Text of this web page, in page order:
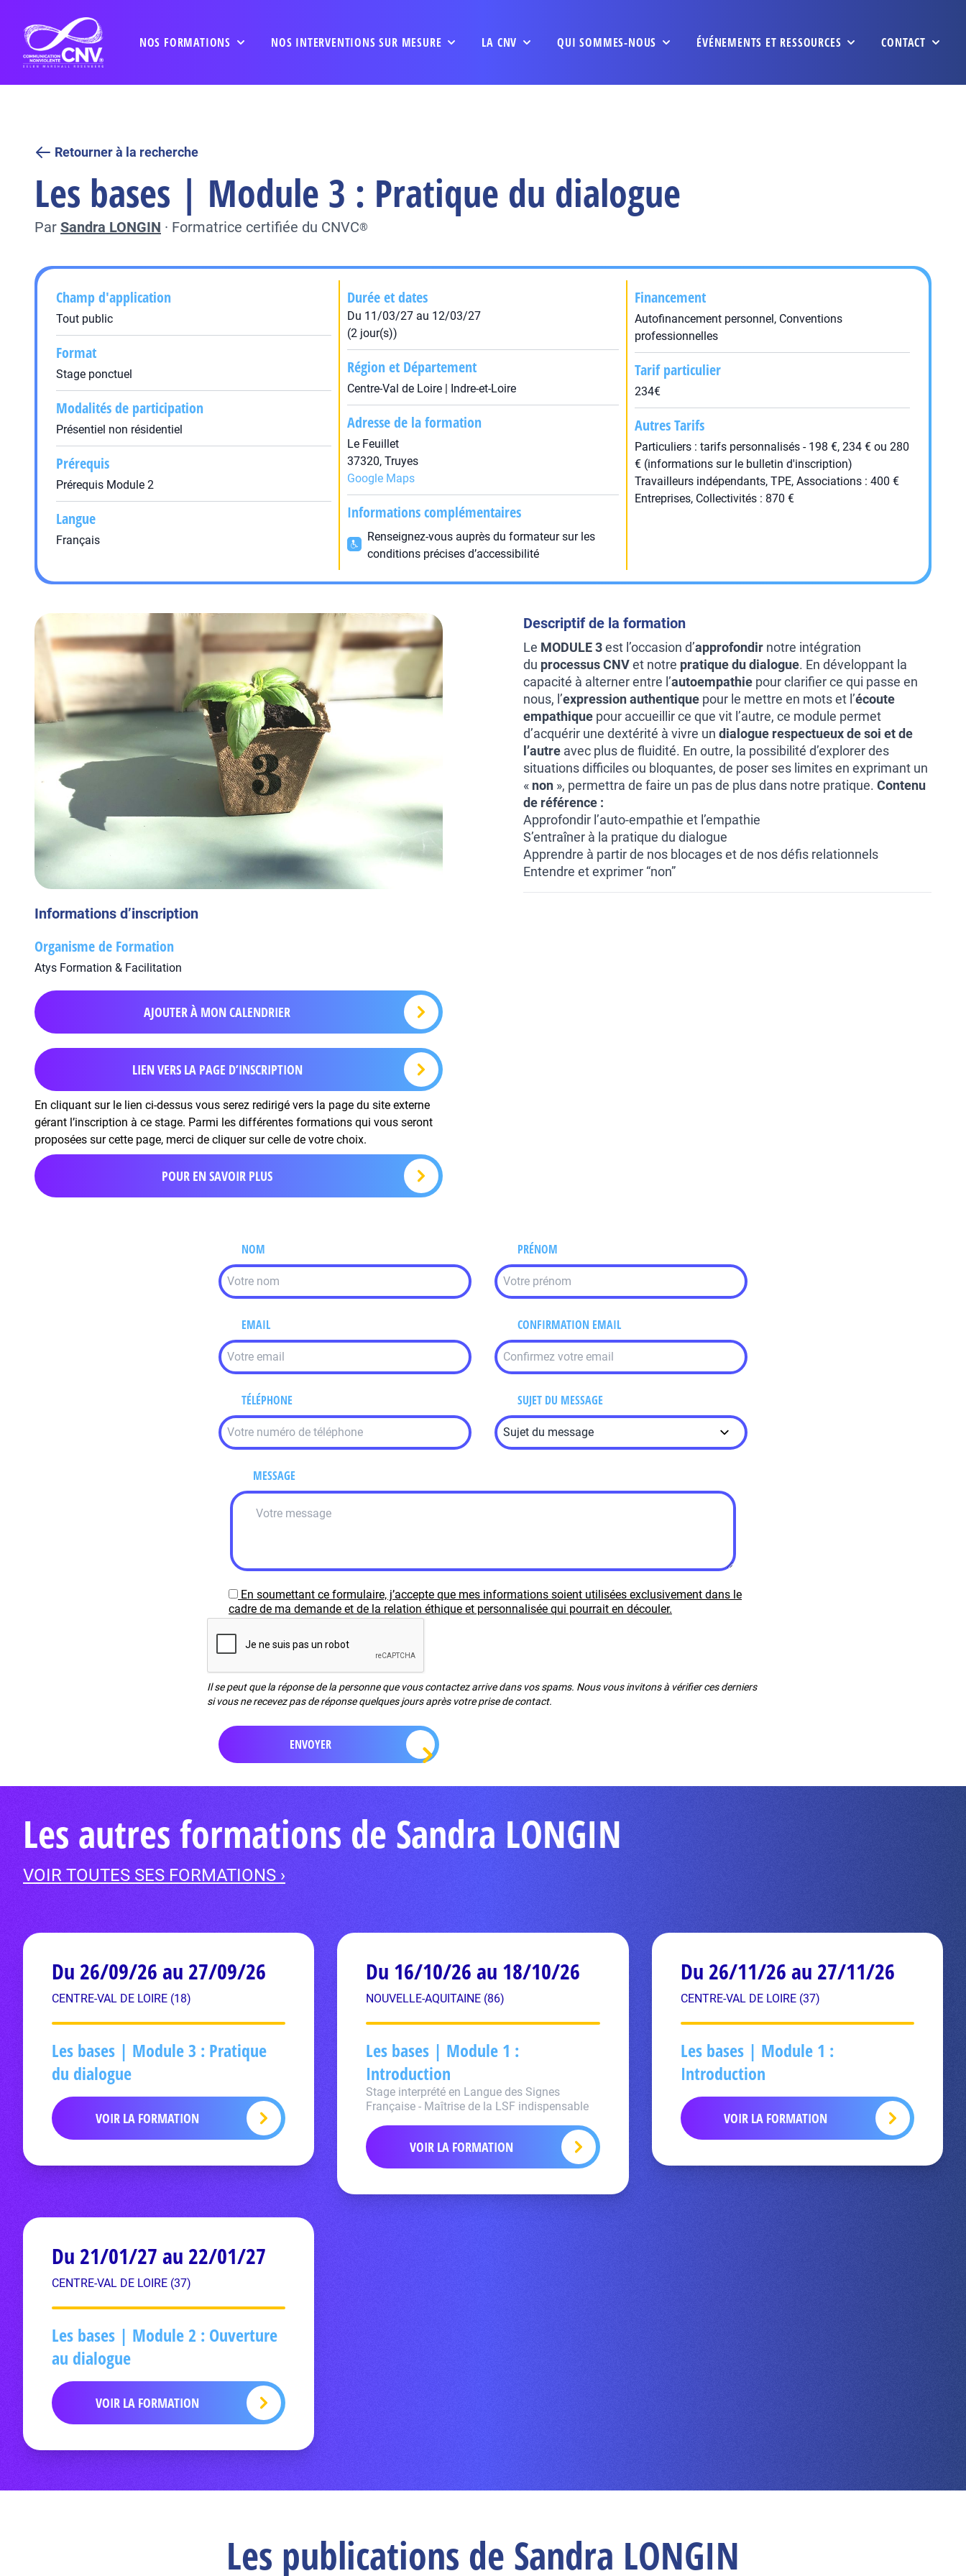
NOS FORMATIONS NOS INTERVENTIONS SUR MESURE LA CNV QUI SOMMES-NOUS ÉVÉNEMENTS ET RESSOURCES CONTACT
Retourner à la recherche
Les bases | Module 3 : Pratique du dialogue
Par Sandra LONGIN · Formatrice certifiée du CNVC®
Champ d'application
Tout public
Format
Stage ponctuel
Modalités de participation
Présentiel non résidentiel
Prérequis
Prérequis Module 2
Langue
Français
Durée et dates
Du 11/03/27 au 12/03/27
(2 jour(s))
Région et Département
Centre-Val de Loire | Indre-et-Loire
Adresse de la formation
Le Feuillet
37320, Truyes
Google Maps
Informations complémentaires
Renseignez-vous auprès du formateur sur les
conditions précises d’accessibilité
Financement
Autofinancement personnel, Conventions
professionnelles
Tarif particulier
234€
Autres Tarifs
Particuliers : tarifs personnalisés - 198 €, 234 € ou 280
€ (informations sur le bulletin d'inscription)
Travailleurs indépendants, TPE, Associations : 400 €
Entreprises, Collectivités : 870 €
Informations d’inscription
Organisme de Formation
Atys Formation & Facilitation
AJOUTER À MON CALENDRIER
LIEN VERS LA PAGE D’INSCRIPTION
En cliquant sur le lien ci-dessus vous serez redirigé vers la page du site externe
gérant l’inscription à ce stage. Parmi les différentes formations qui vous seront
proposées sur cette page, merci de cliquer sur celle de votre choix.
POUR EN SAVOIR PLUS
Descriptif de la formation
Le MODULE 3est l’occasion d’approfondir notre intégration
du processus CNVet notre pratique du dialogue. En développant la
capacité à alterner entre l’autoempathie pour clarifier ce qui passe en
nous, l’expression authentique pour le mettre en mots et l’écoute
empathique pour accueillir ce que vit l’autre, ce module permet
d’acquérir une dextérité à vivre un dialogue respectueux de soi et de
l’autre avec plus de fluidité. En outre, la possibilité d’explorer des
situations difficiles ou bloquantes, de poser ses limites en exprimant un
« non », permettra de faire un pas de plus dans notre pratique. Contenu
de référence :
Approfondir l’auto-empathie et l’empathie
S’entraîner à la pratique du dialogue
Apprendre à partir de nos blocages et de nos défis relationnels
Entendre et exprimer “non”
NOM PRÉNOM
EMAIL CONFIRMATION EMAIL
TÉLÉPHONE SUJET DU MESSAGE
MESSAGE
En soumettant ce formulaire, j’accepte que mes informations soient utilisées exclusivement dans le
cadre de ma demande et de la relation éthique et personnalisée qui pourrait en découler.
Il se peut que la réponse de la personne que vous contactez arrive dans vos spams. Nous vous invitons à vérifier ces derniers
si vous ne recevez pas de réponse quelques jours après votre prise de contact.
Les autres formations de Sandra LONGIN
VOIR TOUTES SES FORMATIONS ›
Du 26/09/26 au 27/09/26
CENTRE-VAL DE LOIRE (18)
Les bases | Module 3 : Pratique
du dialogue
VOIR LA FORMATION
Du 16/10/26 au 18/10/26
NOUVELLE-AQUITAINE (86)
Les bases | Module 1 :
Introduction
Stage interprété en Langue des Signes
Française - Maîtrise de la LSF indispensable
VOIR LA FORMATION
Du 26/11/26 au 27/11/26
CENTRE-VAL DE LOIRE (37)
Les bases | Module 1 :
Introduction
VOIR LA FORMATION
Du 21/01/27 au 22/01/27
CENTRE-VAL DE LOIRE (37)
Les bases | Module 2 : Ouverture
au dialogue
VOIR LA FORMATION
Les publications de Sandra LONGIN